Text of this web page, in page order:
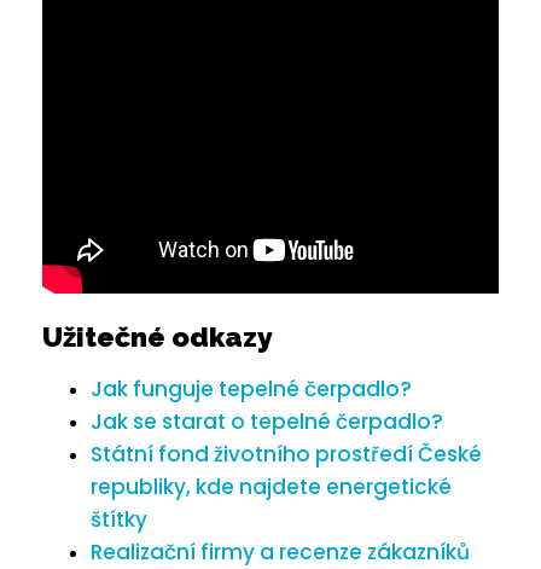
Užitečné odkazy
Jak funguje tepelné čerpadlo?
Jak se starat o tepelné čerpadlo?
Státní fond životního prostředí České
republiky, kde najdete energetické
štítky
Realizační firmy a recenze zákazníků